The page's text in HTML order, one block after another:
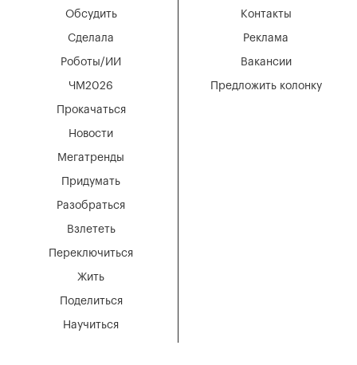
Мегатренды
Придумать
Разобраться
Взлететь
Новости
Переключиться
Жить
Поделиться
Научиться
Обсудить
Сделала
Роботы/ИИ
ЧМ2026
Прокачаться
Вакансии
Реклама
Контакты
Предложить колонку